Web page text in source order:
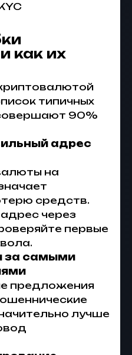
как их
типичных
90%
адрес
на
средств.
через
первые
за самыми
предложения
лучше